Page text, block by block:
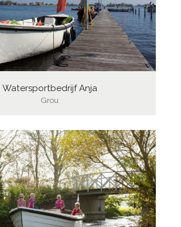
Watersportbedrijf Anja
Grou